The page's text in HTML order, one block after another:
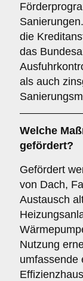
die
das
als auch
Welche
gefördert?
Gefördert
von Dach,
Austausch
Nutzung
umfassende